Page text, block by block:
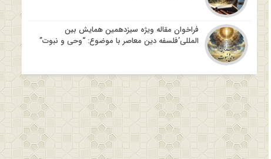
فراخوان مقاله ویژه سیزدهمین همایش بین
المللی’فلسفه دین معاصر با موضوع: “وحی و نبوت”